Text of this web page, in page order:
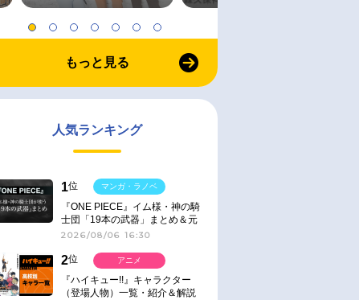
もっと見る
人気ランキング
1位
『ONE PIECE』イム様・神の騎
士団「19本の武器」まとめ＆元
ネタ
2026/08/06 16:30
マンガ・ラノベ
2位
『ハイキュー!!』キャラクター
（登場人物）一覧・紹介＆解説
アニメ